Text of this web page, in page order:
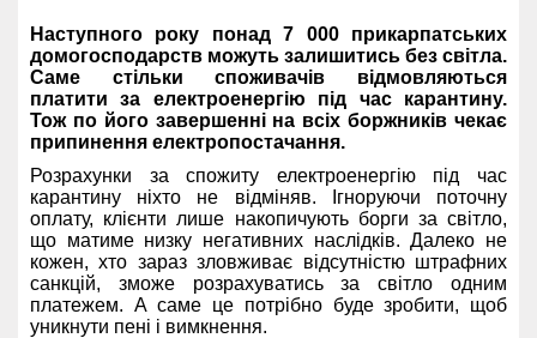
Наступного року понад 7 000 прикарпатських
домогосподарств можуть залишитись без світла.
Саме стільки споживачів відмовляються
платити за електроенергію під час карантину.
Тож по його завершенні на всіх боржників чекає
припинення електропостачання.
Розрахунки за спожиту електроенергію під час
карантину ніхто не відміняв. Ігноруючи поточну
оплату, клієнти лише накопичують борги за світло,
що матиме низку негативних наслідків. Далеко не
кожен, хто зараз зловживає відсутністю штрафних
санкцій, зможе розрахуватись за світло одним
платежем. А саме це потрібно буде зробити, щоб
уникнути пені і вимкнення.